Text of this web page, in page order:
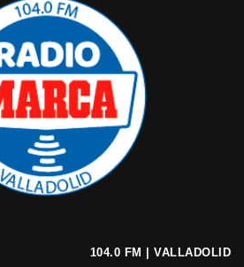
104.0 FM | VALLADOLID